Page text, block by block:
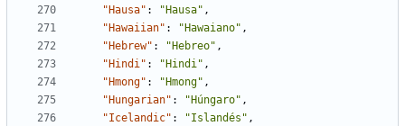
"Hausa" : "Hausa" ,
"Hawaiian" : "Hawaiano" ,
"Hebrew" : "Hebreo" ,
"Hindi" : "Hindi" ,
"Hmong" : "Hmong" ,
"Hungarian" : "Húngaro" ,
"Icelandic" : "Islandés" ,